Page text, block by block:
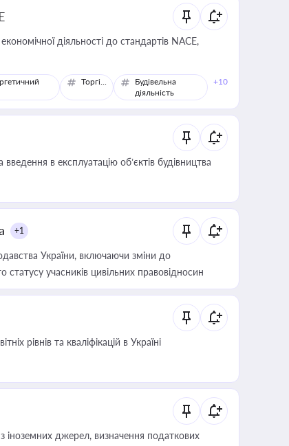
діяльності до стандартів NACE,
Торгівля
Будівельна
діяльність
+10
в експлуатацію об’єктів будівництва
+1
України, включаючи зміни до
учасників цивільних правовідносин
рівнів та кваліфікацій в Україні
іноземних джерел, визначення податкових